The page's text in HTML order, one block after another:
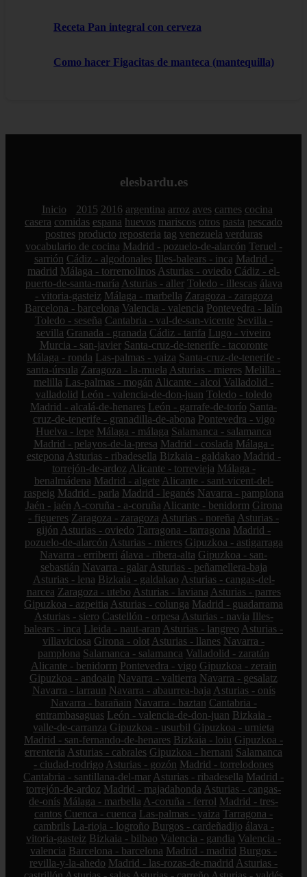
Receta Pan integral con cerveza
Como hacer Figacitas de manteca (mantequilla)
elesbardu.es
Inicio 2015 2016 argentina arroz aves carnes cocina
casera comidas espana huevos mariscos otros pasta pescado
postres producto reposteria tag venezuela verduras
vocabulario de cocina Madrid - pozuelo-de-alarcón Teruel -
sarrión Cádiz - algodonales Illes-balears - inca Madrid -
madrid Málaga - torremolinos Asturias - oviedo Cádiz - el-
puerto-de-santa-maría Asturias - aller Toledo - illescas álava
- vitoria-gasteiz Málaga - marbella Zaragoza - zaragoza
Barcelona - barcelona Valencia - valencia Pontevedra - lalín
Toledo - seseña Cantabria - val-de-san-vicente Sevilla -
sevilla Granada - granada Cádiz - tarifa Lugo - viveiro
Murcia - san-javier Santa-cruz-de-tenerife - tacoronte
Málaga - ronda Las-palmas - yaiza Santa-cruz-de-tenerife -
santa-úrsula Zaragoza - la-muela Asturias - mieres Melilla -
melilla Las-palmas - mogán Alicante - alcoi Valladolid -
valladolid León - valencia-de-don-juan Toledo - toledo
Madrid - alcalá-de-henares León - garrafe-de-torío Santa-
cruz-de-tenerife - granadilla-de-abona Pontevedra - vigo
Huelva - lepe Málaga - málaga Salamanca - salamanca
Madrid - pelayos-de-la-presa Madrid - coslada Málaga -
estepona Asturias - ribadesella Bizkaia - galdakao Madrid -
torrejón-de-ardoz Alicante - torrevieja Málaga -
benalmádena Madrid - algete Alicante - sant-vicent-del-
raspeig Madrid - parla Madrid - leganés Navarra - pamplona
Jaén - jaén A-coruña - a-coruña Alicante - benidorm Girona
- figueres Zaragoza - zaragoza Asturias - noreña Asturias -
gijón Asturias - oviedo Tarragona - tarragona Madrid -
pozuelo-de-alarcón Asturias - mieres Gipuzkoa - astigarraga
Navarra - erriberri álava - ribera-alta Gipuzkoa - san-
sebastián Navarra - galar Asturias - peñamellera-baja
Asturias - lena Bizkaia - galdakao Asturias - cangas-del-
narcea Zaragoza - utebo Asturias - laviana Asturias - parres
Gipuzkoa - azpeitia Asturias - colunga Madrid - guadarrama
Asturias - siero Castellón - orpesa Asturias - navia Illes-
balears - inca Lleida - naut-aran Asturias - langreo Asturias -
villaviciosa Girona - olot Asturias - llanes Navarra -
pamplona Salamanca - salamanca Valladolid - zaratán
Alicante - benidorm Pontevedra - vigo Gipuzkoa - zerain
Gipuzkoa - andoain Navarra - valtierra Navarra - gesalatz
Navarra - larraun Navarra - abaurrea-baja Asturias - onís
Navarra - barañain Navarra - baztan Cantabria -
entrambasaguas León - valencia-de-don-juan Bizkaia -
valle-de-carranza Gipuzkoa - usurbil Gipuzkoa - urnieta
Madrid - san-fernando-de-henares Bizkaia - loiu Gipuzkoa -
errenteria Asturias - cabrales Gipuzkoa - hernani Salamanca
- ciudad-rodrigo Asturias - gozón Madrid - torrelodones
Cantabria - santillana-del-mar Asturias - ribadesella Madrid -
torrejón-de-ardoz Madrid - majadahonda Asturias - cangas-
de-onís Málaga - marbella A-coruña - ferrol Madrid - tres-
cantos Cuenca - cuenca Las-palmas - yaiza Tarragona -
cambrils La-rioja - logroño Burgos - cardeñadijo álava -
vitoria-gasteiz Bizkaia - bilbao Valencia - gandia Valencia -
valencia Barcelona - barcelona Madrid - madrid Burgos -
revilla-y-la-ahedo Madrid - las-rozas-de-madrid Asturias -